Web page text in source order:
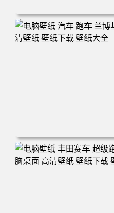
电脑壁纸 机甲 科幻 机械 战
下载 壁纸大全
电脑壁纸 汽车 跑车 兰博基
壁纸下载 壁纸大全